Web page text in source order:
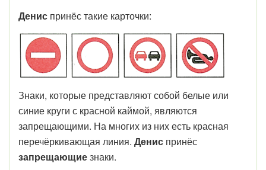
Денис принёс такие карточки:
Знаки, которые представляют собой белые или
синие круги с красной каймой, являются
запрещающими. На многих из них есть красная
перечёркивающая линия. Денис принёс
запрещающиезнаки.